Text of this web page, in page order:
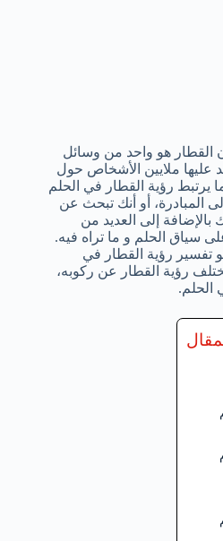
القطار هو واحد من وسائل
عليها ملايين الأشخاص حول
يرتبط رؤية القطار في الحلم
المبادرة، أو أنك تبحث عن
إلى العديد من
سياق الحلم و ما تراه فيه.
تفسير رؤية القطار في
رؤية القطار عن ركوبه،
الحلم.